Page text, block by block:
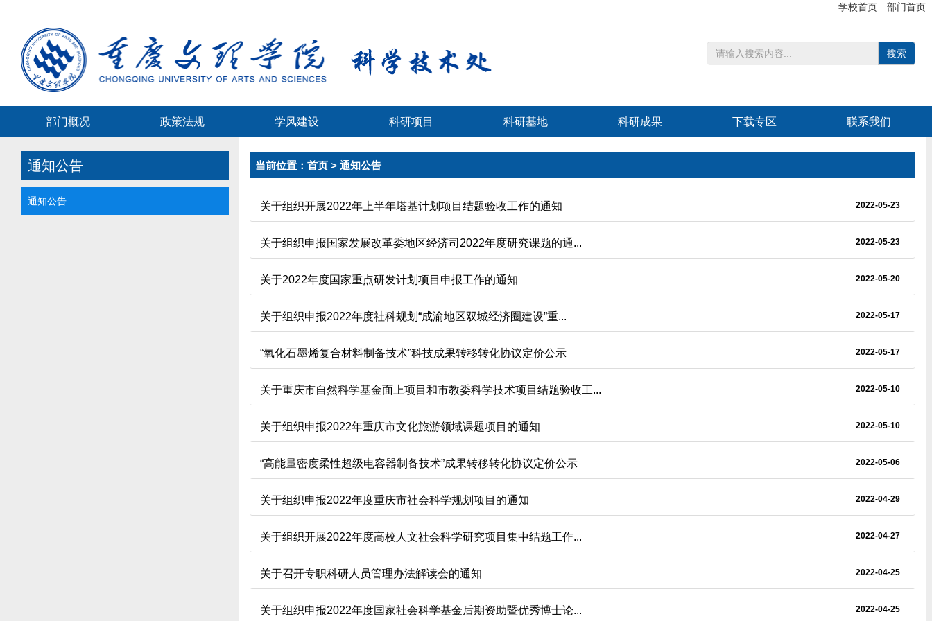
学校首页 部门首页
搜索
部门概况 政策法规 学风建设 科研项目 科研基地 科研成果 下载专区 联系我们
通知公告
通知公告
当前位置： 首页 > 通知公告
关于组织开展2022年上半年塔基计划项目结题验收工作的通知 2022-05-23
关于组织申报国家发展改革委地区经济司2022年度研究课题的通... 2022-05-23
关于2022年度国家重点研发计划项目申报工作的通知 2022-05-20
关于组织申报2022年度社科规划“成渝地区双城经济圈建设”重... 2022-05-17
“氧化石墨烯复合材料制备技术”科技成果转移转化协议定价公示 2022-05-17
关于重庆市自然科学基金面上项目和市教委科学技术项目结题验收工... 2022-05-10
关于组织申报2022年重庆市文化旅游领域课题项目的通知 2022-05-10
“高能量密度柔性超级电容器制备技术”成果转移转化协议定价公示 2022-05-06
关于组织申报2022年度重庆市社会科学规划项目的通知 2022-04-29
关于组织开展2022年度高校人文社会科学研究项目集中结题工作... 2022-04-27
关于召开专职科研人员管理办法解读会的通知 2022-04-25
关于组织申报2022年度国家社会科学基金后期资助暨优秀博士论... 2022-04-25